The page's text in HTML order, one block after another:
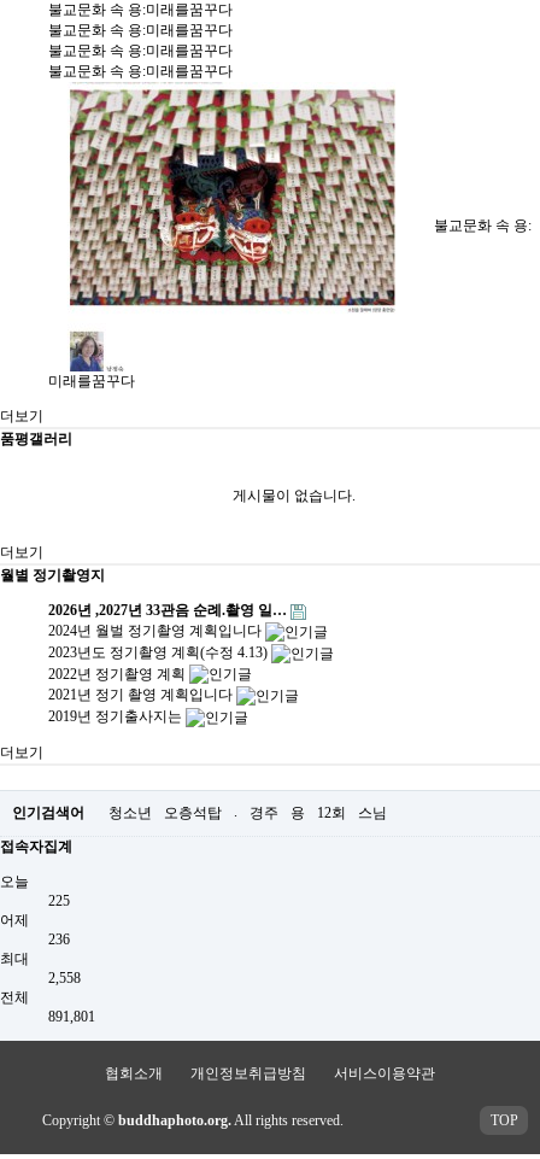
불교문화 속 용:미래를꿈꾸다
불교문화 속 용:미래를꿈꾸다
불교문화 속 용:미래를꿈꾸다
불교문화 속 용:미래를꿈꾸다
불교문화 속 용:
미래를꿈꾸다
더보기
품평갤러리
게시물이 없습니다.
더보기
월별 정기촬영지
2026년 ,2027년 33관음 순례.촬영 일…
2024년 월벌 정기촬영 계획입니다
2023년도 정기촬영 계획(수정 4.13)
2022년 정기촬영 계획
2021년 정기 촬영 계획입니다
2019년 정기출사지는
더보기
인기검색어 청소년 오층석탑 경주 용 12회
스님
접속자집계
오늘
225
어제
236
최대
2,558
전체
891,801
협회소개 개인정보취급방침 서비스이용약관
Copyright © buddhaphoto.org. All rights reserved. TOP